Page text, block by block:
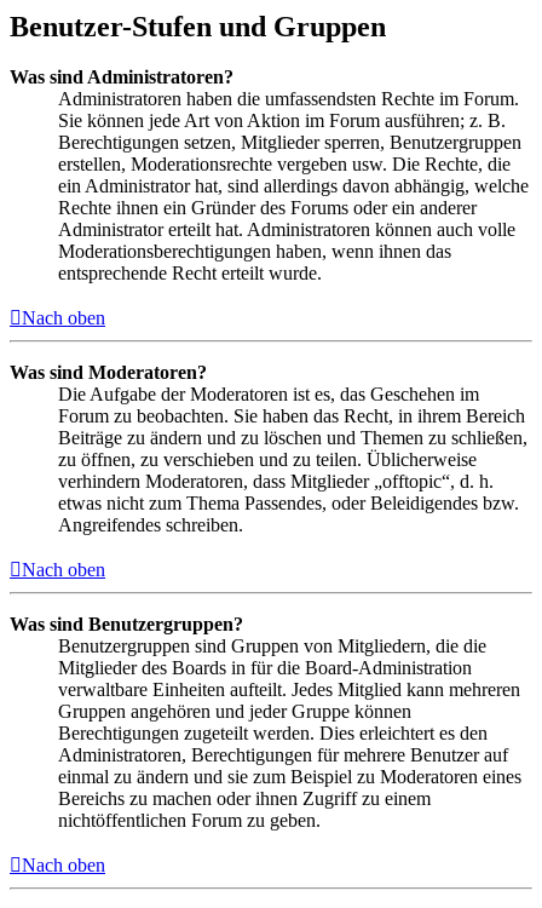
Benutzer-Stufen und Gruppen
Was sind Administratoren?
Administratoren haben die umfassendsten Rechte im Forum.
Sie können jede Art von Aktion im Forum ausführen; z. B.
Berechtigungen setzen, Mitglieder sperren, Benutzergruppen
erstellen, Moderationsrechte vergeben usw. Die Rechte, die
ein Administrator hat, sind allerdings davon abhängig, welche
Rechte ihnen ein Gründer des Forums oder ein anderer
Administrator erteilt hat. Administratoren können auch volle
Moderationsberechtigungen haben, wenn ihnen das
entsprechende Recht erteilt wurde.
Nach oben
Was sind Moderatoren?
Die Aufgabe der Moderatoren ist es, das Geschehen im
Forum zu beobachten. Sie haben das Recht, in ihrem Bereich
Beiträge zu ändern und zu löschen und Themen zu schließen,
zu öffnen, zu verschieben und zu teilen. Üblicherweise
verhindern Moderatoren, dass Mitglieder „offtopic“, d. h.
etwas nicht zum Thema Passendes, oder Beleidigendes bzw.
Angreifendes schreiben.
Nach oben
Was sind Benutzergruppen?
Benutzergruppen sind Gruppen von Mitgliedern, die die
Mitglieder des Boards in für die Board-Administration
verwaltbare Einheiten aufteilt. Jedes Mitglied kann mehreren
Gruppen angehören und jeder Gruppe können
Berechtigungen zugeteilt werden. Dies erleichtert es den
Administratoren, Berechtigungen für mehrere Benutzer auf
einmal zu ändern und sie zum Beispiel zu Moderatoren eines
Bereichs zu machen oder ihnen Zugriff zu einem
nichtöffentlichen Forum zu geben.
Nach oben